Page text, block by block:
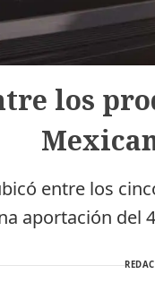
los
entre los
aportación del